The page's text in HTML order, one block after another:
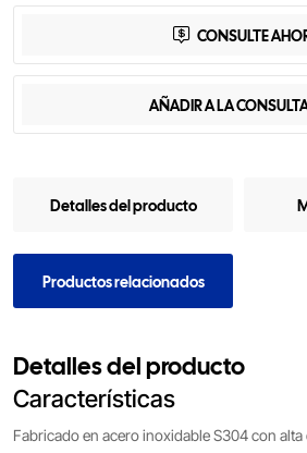
CONSULTE
AÑADIR A LA
Detalles del producto
Productos relacionados
Detalles del producto
Características
Fabricado en acero inoxidable S304 con